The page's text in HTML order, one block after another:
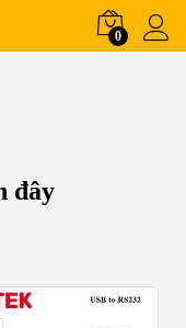
0
đây